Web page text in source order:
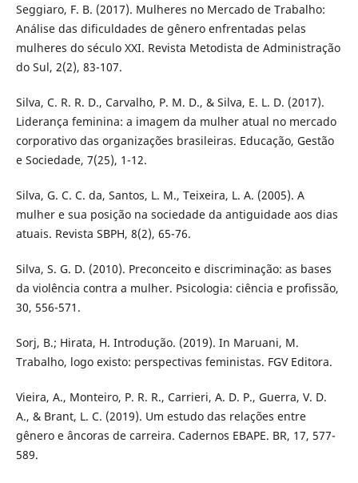
Seggiaro, F. B. (2017). Mulheres no Mercado de Trabalho:
Análise das dificuldades de gênero enfrentadas pelas
mulheres do século XXI. Revista Metodista de Administração
do Sul, 2(2), 83-107.
Silva, C. R. R. D., Carvalho, P. M. D., & Silva, E. L. D. (2017).
Liderança feminina: a imagem da mulher atual no mercado
corporativo das organizações brasileiras. Educação, Gestão
e Sociedade, 7(25), 1-12.
Silva, G. C. C. da, Santos, L. M., Teixeira, L. A. (2005). A
mulher e sua posição na sociedade da antiguidade aos dias
atuais. Revista SBPH, 8(2), 65-76.
Silva, S. G. D. (2010). Preconceito e discriminação: as bases
da violência contra a mulher. Psicologia: ciência e profissão,
30, 556-571.
Sorj, B.; Hirata, H. Introdução. (2019). In Maruani, M.
Trabalho, logo existo: perspectivas feministas. FGV Editora.
Vieira, A., Monteiro, P. R. R., Carrieri, A. D. P., Guerra, V. D.
A., & Brant, L. C. (2019). Um estudo das relações entre
gênero e âncoras de carreira. Cadernos EBAPE. BR, 17, 577-
589.